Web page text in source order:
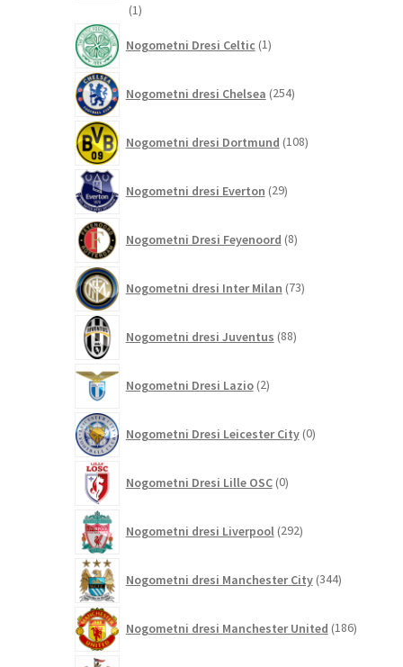
11
Nogometni Dresi Celtic 1izdelek
Nogometni dresi Chelsea 254izdelkov
Nogometni dresi Dortmund 108izdelkov
Nogometni dresi Everton 29izdelkov
Nogometni Dresi Feyenoord 8izdelkov
Nogometni dresi Inter Milan 73izdelkov
Nogometni dresi Juventus 88izdelkov
Nogometni Dresi Lazio 2izdelka
Nogometni Dresi Leicester City 0izdelkov
Nogometni Dresi Lille OSC 0izdelkov
Nogometni dresi Liverpool 292izdelkov
Nogometni dresi Manchester City 344izdelkov
Nogometni dresi Manchester United 186izdelkov